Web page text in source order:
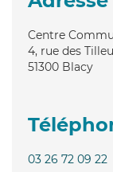
Centre
4, rue des
51300 Blacy
03 26 72 09 22